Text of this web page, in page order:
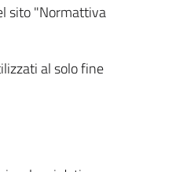
sito "Normattiva
al solo fine